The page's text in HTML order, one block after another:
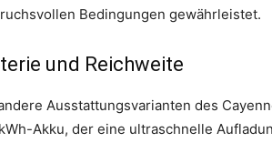
Bedingungen gewährleistet.
und Reichweite
Ausstattungsvarianten des
Akku, der eine ultraschnelle